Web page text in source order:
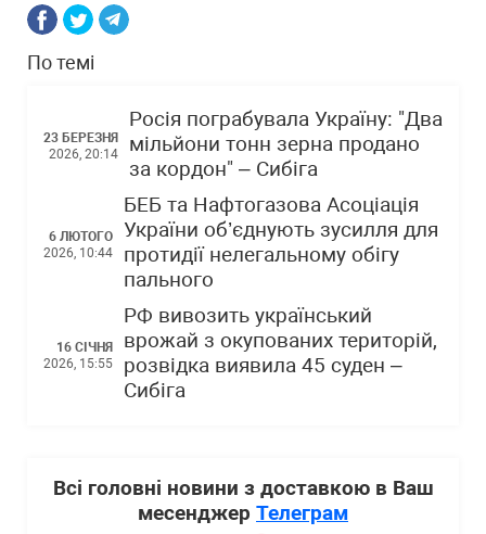
По темі
23 БЕРЕЗНЯ
2026, 20:14
Росія пограбувала Україну: "Два
мільйони тонн зерна продано
за кордон" – Сибіга
6 ЛЮТОГО
2026, 10:44
БЕБ та Нафтогазова Асоціація
України об’єднують зусилля для
протидії нелегальному обігу
пального
16 СІЧНЯ
2026, 15:55
РФ вивозить український
врожай з окупованих територій,
розвідка виявила 45 суден –
Сибіга
Всі головні новини з доставкою в Ваш
месенджер Телеграм